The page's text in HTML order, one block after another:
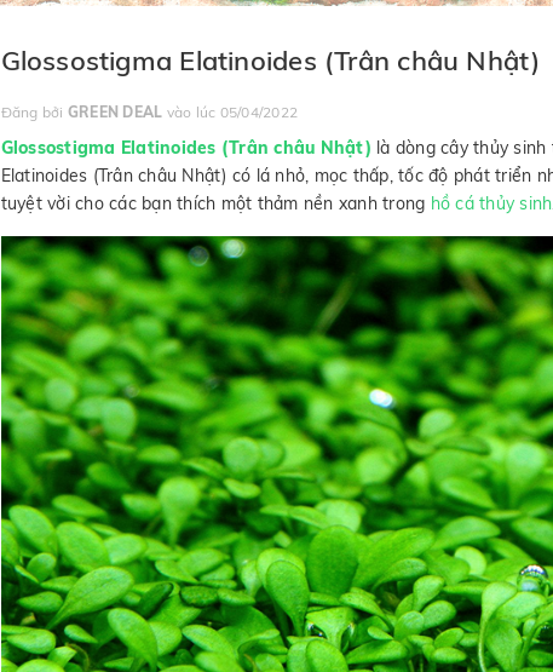
Glossostigma Elatinoides (Trân châu Nhật)
Đăng bởi GREEN DEAL vào lúc 05/04/2022
Glossostigma Elatinoides (Trân châu Nhật) là dòng cây thủy
Elatinoides (Trân châu Nhật) có lá nhỏ, mọc thấp, tốc độ phát triển
tuyệt vời cho các bạn thích một thảm nền xanh trong hồ cá thủy sinh